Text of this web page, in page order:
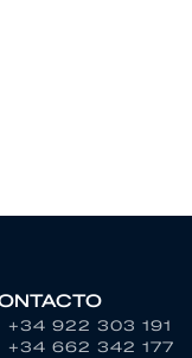
+34 922 303 191
+34 662 342 177